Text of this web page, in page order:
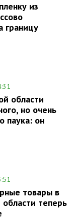
из
границу
области
но очень
паука: он
товары в
области теперь